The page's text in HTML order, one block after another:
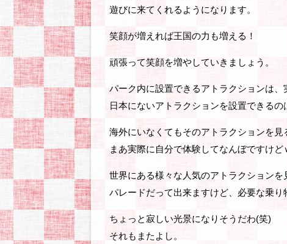
遊びに来てくれるようになります。
笑顔が増えれば王国の力も増える！
頑張って笑顔を増やしていきましょう。
パーク内に設置できるアトラクションは、
日本にないアトラクションを設置できるの
海外にいなくてもそのアトラクションを見
まあ実際に自分で体験してなんぼですけど
世界にある様々な人気のアトラクションを
パレードだって出来ますけど、必要な乗り
ちょっと寂しい光景になりそうだわ(笑)
それもまたよし。